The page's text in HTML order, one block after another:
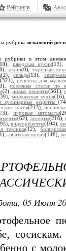
Рейтинги
рубрика испанский
рубрики в этом
шведская кухня
ужин(0), турецкая
(2),сельдь(13),
(321),рецепты для
полезные статьи по
(2),новые рецепты(561),
молдавская кухня
кулинарные рецепты
кухня(213),
игровые автоматы
(62), десерты(216),
видеорецепты(104),
техника(12),
азиатская кухня(148),
05 Июня
с